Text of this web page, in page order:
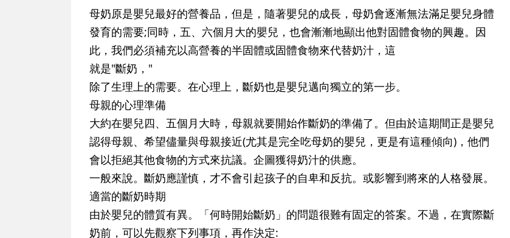
母奶原是嬰兒最好的營養品，但是，隨著嬰兒的成長，母奶會逐漸無法滿足嬰兒身體
發育的需要;同時，五、六個月大的嬰兒，也會漸漸地顯出他對固體食物的興趣。因
此，我們必須補充以高營養的半固體或固體食物來代替奶汁，這
就是"斷奶，"
除了生理上的需要。在心理上，斷奶也是嬰兒邁向獨立的第一步。
母親的心理準備
大約在嬰兒四、五個月大時，母親就要開始作斷奶的準備了。但由於這期間正是嬰兒
認得母親、希望儘量與母親接近(尤其是完全吃母奶的嬰兒，更是有這種傾向)，他們
會以拒絕其他食物的方式來抗議。企圖獲得奶汁的供應。
一般來說。斷奶應謹慎，才不會引起孩子的自卑和反抗。或影響到將來的人格發展。
適當的斷奶時期
由於嬰兒的體質有異。「何時開始斷奶」的問題很難有固定的答案。不過，在實際斷
奶前，可以先觀察下列事項，再作決定:
和教育專家的建議，從孩子的學習、
生活及團體適應等預備能力做起，幫
助您陪伴孩子做好入學準備，還有國
生活與課業學習，無痛銜接上小學。